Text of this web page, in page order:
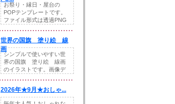
お祭り・縁日・屋台の
POPテンプレートです。
ファイル形式は透過PNG
世界の国旗 塗り絵 線
画
シンプルで使いやすい世
界の国旗 塗り絵 線画
のイラストです。画像デ
2026年★9月★おしゃ...